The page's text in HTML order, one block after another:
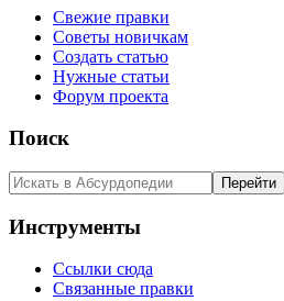
Свежие правки
Советы новичкам
Создать статью
Нужные статьи
Форум проекта
Поиск
Инструменты
Ссылки сюда
Связанные правки